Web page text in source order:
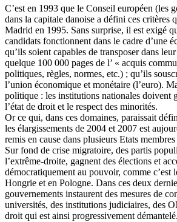
C’est en 1993 que le Conseil européen (les
dans la capitale danoise a défini ces critères
Madrid en 1995. Sans surprise, il est exigé
candidats fonctionnent dans le cadre d’une
qu’ils soient capables de transposer dans
quelque 100 000 pages de l’ « acquis
politiques, règles, normes, etc.) ; qu’ils
l’union économique et monétaire (l’euro).
politique : les institutions nationales doivent
l’état de droit et le respect des minorités.
Or ce qui, dans ces domaines, paraissait
les élargissements de 2004 et 2007 est
remis en cause dans plusieurs Etats
Sur fond de crise migratoire, des partis
l’extrême-droite, gagnent des élections et
démocratiquement au pouvoir, comme c’est
Hongrie et en Pologne. Dans ces deux
gouvernements instaurent des mesures de
universités, des institutions judiciaires, des
droit qui est ainsi progressivement démantelé.